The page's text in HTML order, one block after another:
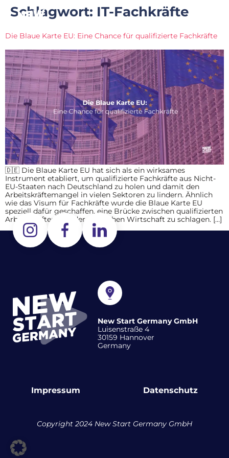
Schlagwort: IT-Fachkräfte
Die Blaue Karte EU: Eine Chance für qualifizierte Fachkräfte
🇩🇪 Die Blaue Karte EU hat sich als ein wirksames
Instrument etabliert, um qualifizierte Fachkräfte aus Nicht-
EU-Staaten nach Deutschland zu holen und damit den
Arbeitskräftemangel in vielen Sektoren zu lindern. Ähnlich
wie das Visum für Fachkräfte wurde die Blaue Karte EU
speziell dafür geschaffen, eine Brücke zwischen qualifizierten
Arbeitskräften und der deutschen Wirtschaft zu schlagen. […]
New Start Germany GmbH
Luisenstraße 4
30159 Hannover
Germany
Impressum Datenschutz
Copyright 2024 New Start Germany GmbH